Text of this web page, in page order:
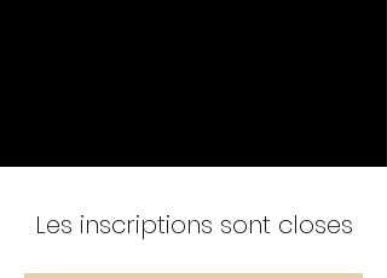
Les inscriptions sont closes